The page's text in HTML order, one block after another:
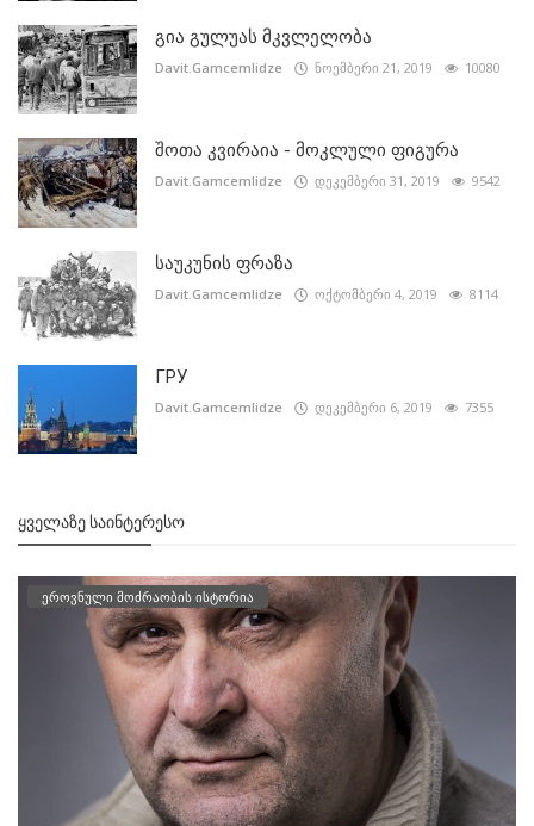
გია გულუას მკვლელობა
Davit.Gamcemlidze ნოემბერი 21, 2019 10080
შოთა კვირაია - მოკლული ფიგურა
Davit.Gamcemlidze დეკემბერი 31, 2019 9542
საუკუნის ფრაზა
Davit.Gamcemlidze ოქტომბერი 4, 2019 8114
ГРУ
Davit.Gamcemlidze დეკემბერი 6, 2019 7355
ᲧᲕᲔᲚᲐᲖᲔ ᲡᲐᲘᲜᲢᲔᲠᲔᲡᲝ
ეროვნული მოძრაობის ისტორია